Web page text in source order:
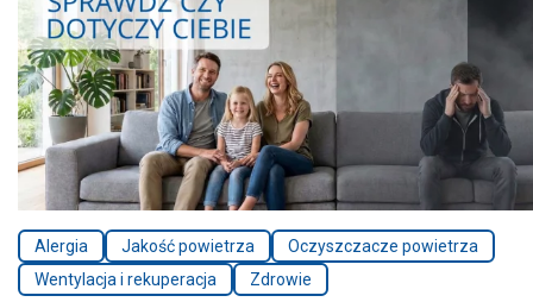
Alergia Jakość powietrza
Oczyszczacze powietrza
Wentylacja i rekuperacja
Zdrowie